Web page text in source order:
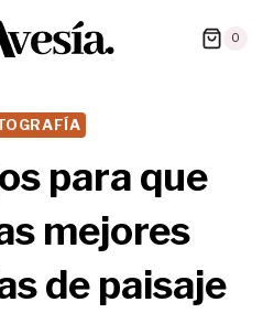
0
para que
mejores
de paisaje